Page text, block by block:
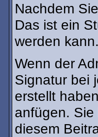
Nachdem
Das ist ein
werden kann.
Wenn der
Signatur bei
erstellt
anfügen.
diesem